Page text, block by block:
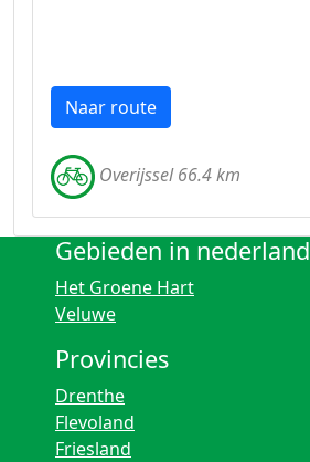
Naar route
Overijssel 66.4 km
Gebieden in nederland
Het Groene Hart
Veluwe
Provincies
Drenthe
Flevoland
Friesland